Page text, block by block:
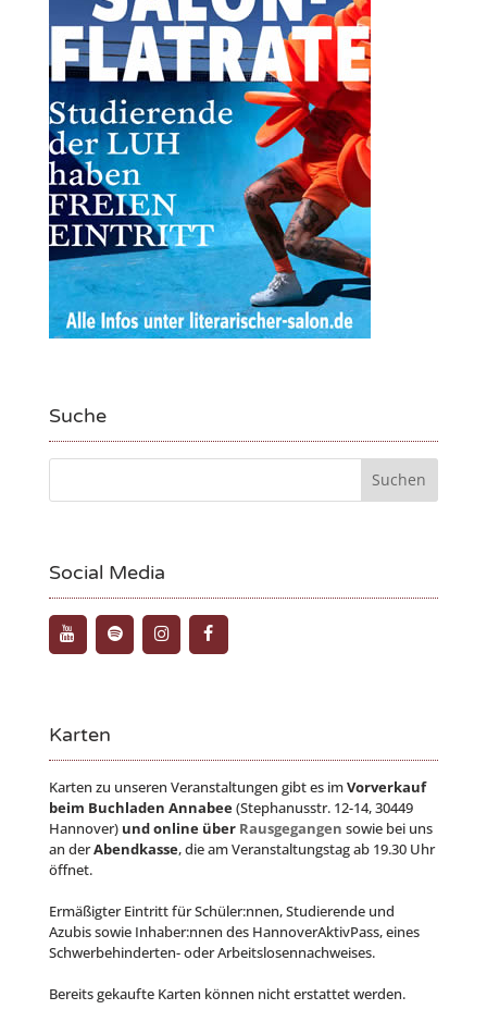
Suche
Social Media
Karten
Karten zu unseren Veranstaltungen gibt es imVorverkauf
beim Buchladen Annabee(Stephanusstr. 12-14, 30449
Hannover) und online über Rausgegangen sowie bei uns
an derAbendkasse, die am Veranstaltungstag ab 19.30 Uhr
öffnet.
Ermäßigter Eintritt für Schüler:nnen, Studierende und
Azubis sowie Inhaber:nnen des HannoverAktivPass, eines
Schwerbehinderten- oder Arbeitslosennachweises.
Bereits gekaufte Karten können nicht erstattet werden.